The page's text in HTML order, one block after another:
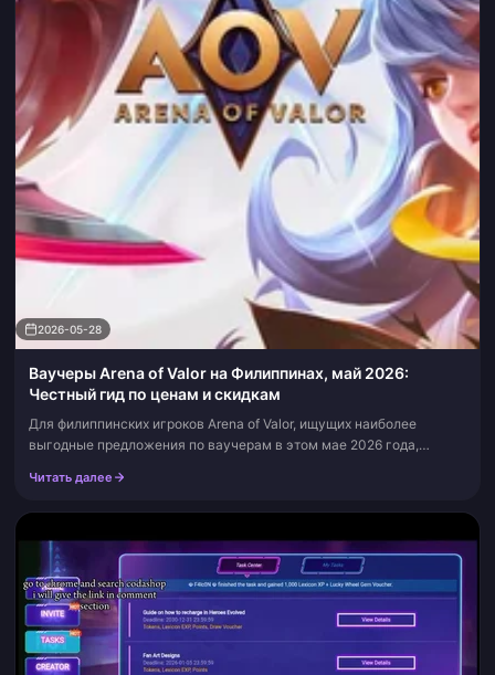
2026-05-28
Ваучеры Arena of Valor на Филиппинах, май 2026:
Честный гид по ценам и скидкам
Для филиппинских игроков Arena of Valor, ищущих наиболее
выгодные предложения по ваучерам в этом мае 2026 года,
руководств: сторонние платфо...
Читать далее